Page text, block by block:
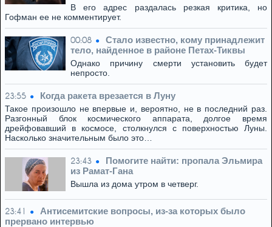
В его адрес раздалась резкая критика, но
Гофман ее не комментирует.
00:08
Стало известно, кому принадлежит
тело, найденное в районе Петах-Тиквы
Однако причину смерти установить будет
непросто.
23:55 Когда ракета врезается в Луну
Такое произошло не впервые и, вероятно, не в последний раз.
Разгонный блок космического аппарата, долгое время
дрейфовавший в космосе, столкнулся с поверхностью Луны.
Насколько значительным было это…
23:43
Помогите найти: пропала Эльмира
из Рамат-Гана
Вышла из дома утром в четверг.
23:41
Антисемитские вопросы, из-за которых было
прервано интервью